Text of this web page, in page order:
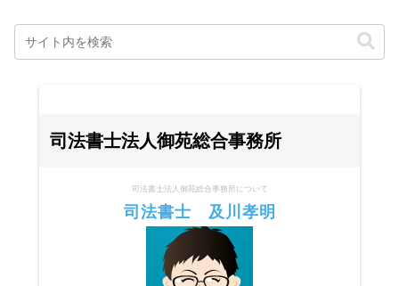
司法書士法人御苑総合事務所
司法書士法人御苑総合事務所について
司法書士 及川孝明